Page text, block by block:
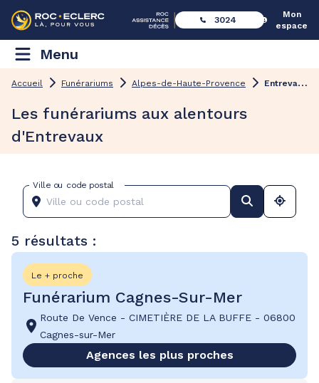
3024
Mon
espace
Menu
Accueil Funérariums Alpes-de-Haute-Provence E
ntrevaux
Les funérariums aux alentours
d'Entrevaux
Ville ou code postal
5 résultats :
Le + proche
Funérarium Cagnes-Sur-Mer
Route De Vence - CIMETIÈRE DE LA BUFFE - 06800
Cagnes-sur-Mer
Agences les plus proches